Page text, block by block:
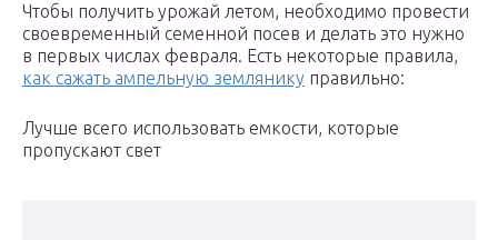
Чтобы получить урожай летом, необходимо провести
своевременный семенной посев и делать это нужно
в первых числах февраля. Есть некоторые правила,
как сажать ампельную землянику правильно:
Лучше всего использовать емкости, которые
пропускают свет